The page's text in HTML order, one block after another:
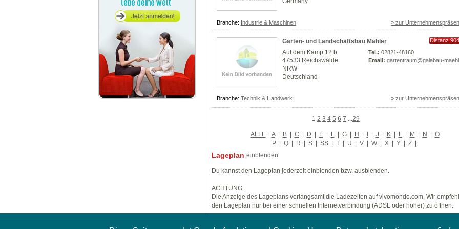
Branche: Industrie & Maschinen » zur
Garten- und Landschaftsbau Mähler
Distanz
Auf dem Kamp 12 b
47533 Reichswalde
NRW
Deutschland
Tel.: 02821-48160
Email: gartentraum@galabau-
Branche: Technik & Handwerk » zur
1 2 3 4 5 6 7 29
ALLE| A | B | C | D | E | F | G| H | I | J | K | L | M | N | O
P | Q | R | S | SS | T | U | V | W | X | Y | Z |
Lageplan einblenden
Du kannst den Lageplan jederzeit einblenden bzw. ausblenden.
ACHTUNG:
Die Anzeige des Lageplans verlangsamt die Ladezeiten auf vivomondo.com. Wir
den Lageplan nur bei einer schnellen Internetverbindung (ADSL oder höher) zu öffnen.